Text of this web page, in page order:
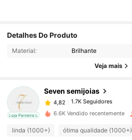
Detalhes Do Produto
Material: Brilhante
Veja mais
Loja Parceira Local
Seven semijoias
4,82 1.7K Seguidores
1.7K Seguidores
4,82
1.7K Seguidores
d***e pago1 dia atrás
4,82
6.6K Vendido recentemente
linda (1000+) ótima qualidade (1000+)